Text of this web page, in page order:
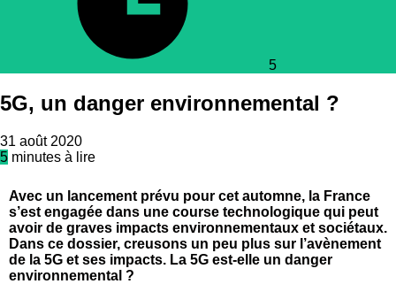
5
5G, un danger environnemental ?
31 août 2020
5 minutes à lire
Avec un lancement prévu pour cet automne, la France
s’est engagée dans une course technologique qui peut
avoir de graves impacts environnementaux et sociétaux.
Dans ce dossier, creusons un peu plus sur l’avènement
de la 5G et ses impacts. La 5G est-elle un danger
environnemental ?